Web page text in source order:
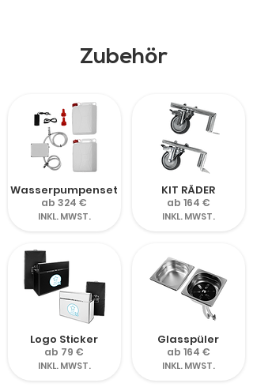
Zubehör
Wasserpumpenset
ab 324 €
INKL. MWST.
Logo Sticker
ab 79 €
INKL. MWST.
KIT RÄDER
ab 164 €
INKL. MWST.
Glasspüler
ab 164 €
INKL. MWST.